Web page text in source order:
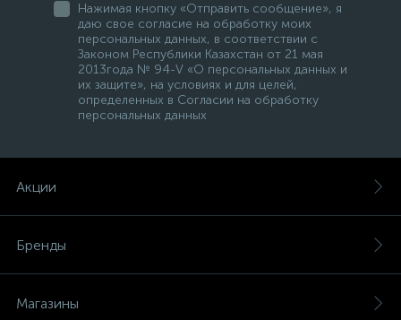
Нажимая кнопку «Отправить сообщение», я
даю свое согласие на обработку моих
персональных данных, в соответствии с
Законом Республики Казахстан от 21 мая
2013года № 94-V «О персональных данных и
их защите», на условиях и для целей,
определенных в Согласии на обработку
персональных данных
Акции
Бренды
Магазины